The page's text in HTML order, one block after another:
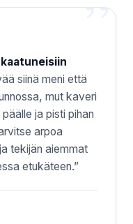
siinä meni että
mut kaveri
ja pisti pihan
arpoa
tekijän aiemmat
etukäteen.”